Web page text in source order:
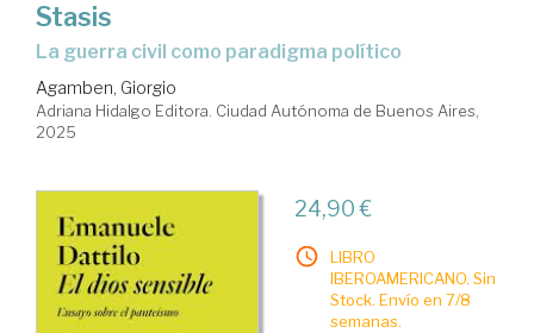
Stasis
La guerra civil como paradigma político
Agamben, Giorgio
Adriana Hidalgo Editora. Ciudad Autónoma de Buenos Aires,
2025
24,90 €
LIBRO
IBEROAMERICANO. Sin
Stock. Envío en 7/8
semanas.